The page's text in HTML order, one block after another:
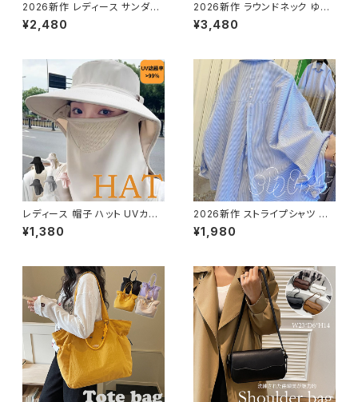
2026新作 レディース サンダル
カジュアル 軽量 おしゃれ 美脚
歩きやすい 快適 滑り止め リラッ
¥2,480
2026新作 ラウンドネック ゆっ
たりドット柄 ロングワンピース
綿麻 水玉 パフスリーブ 体系カ
¥3,480
レディース 帽子 ハット UVカット
紫外線対策 折りたたみ つば広
遮熱 通気 鼻部通気ネット 首カ
¥1,380
2026新作 ストライプシャツ ブ
ラウス トップス 可愛い ギャザー
長袖 きれいめ ゆったり
¥1,980